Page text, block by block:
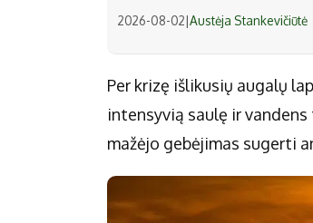
2026-08-02|Austėja Stankevičiūtė
Per krizę išlikusių augalų
intensyvią saulę ir
mažėjo gebėjimas sugerti